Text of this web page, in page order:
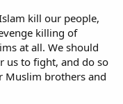
kill our people,
killing of
at all. We should
us to fight, and do so
Muslim brothers and